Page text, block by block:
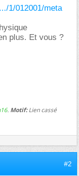
1/012001/meta
plus. Et vous ?
. Motif:Lien cassé
#2